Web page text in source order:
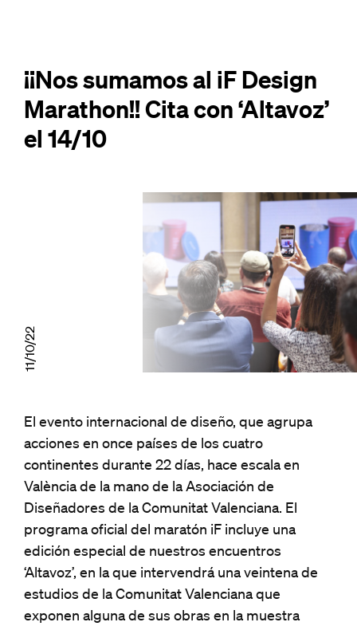
¡¡Nos sumamos al iF Design
Marathon!! Cita con ‘Altavoz’
el 14/10
11/10/22
El evento internacional de diseño, que agrupa
acciones en once países de los cuatro
continentes durante 22 días, hace escala en
València de la mano de la Asociación de
Diseñadores de la Comunitat Valenciana. El
programa oficial del maratón iF incluye una
edición especial de nuestros encuentros
‘Altavoz’, en la que intervendrá una veintena de
estudios de la Comunitat Valenciana que
exponen alguna de sus obras en la muestra